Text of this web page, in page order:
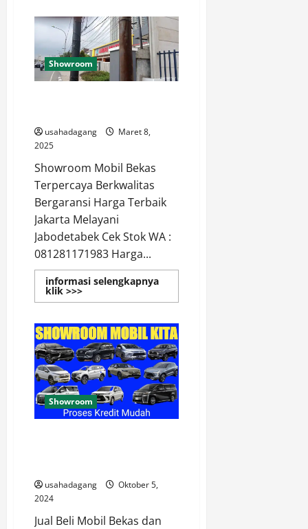
Mobil
Bekas
Showroom
usahadagang
Maret 8,
2025
Showroom Mobil Bekas
Terpercaya Berkwalitas
Bergaransi Harga Terbaik
Jakarta Melayani
Jabodetabek Cek Stok WA :
081281171983 Harga...
informasi selengkapnya
klik >>>Read
more
Mobil
Bekas
Terlengkap
di
Jakarta
Showroom
usahadagang
Oktober 5,
2024
Jual Beli Mobil Bekas dan